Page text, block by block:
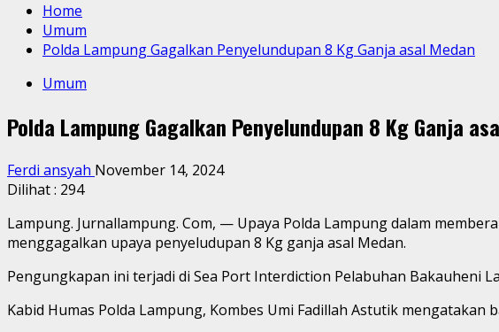
Home
Umum
Polda Lampung Gagalkan Penyelundupan 8 Kg Ganja asal Medan
Umum
Polda Lampung Gagalkan Penyelundupan 8 Kg Ganja
Ferdi ansyah November 14, 2024
Dilihat : 294
Lampung. Jurnallampung. Com, — Upaya Polda Lampung dalam
menggagalkan upaya penyeludupan 8 Kg ganja asal Medan.
Pengungkapan ini terjadi di Sea Port Interdiction Pelabuhan Bakauheni
Kabid Humas Polda Lampung, Kombes Umi Fadillah Astutik